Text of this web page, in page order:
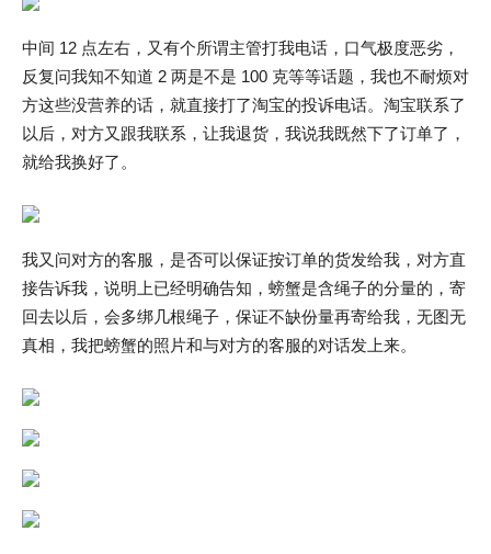
中间 12 点左右，又有个所谓主管打我电话，口气极度恶劣，
反复问我知不知道 2 两是不是 100 克等等话题，我也不耐烦对
方这些没营养的话，就直接打了淘宝的投诉电话。淘宝联系了
以后，对方又跟我联系，让我退货，我说我既然下了订单了，
就给我换好了。
我又问对方的客服，是否可以保证按订单的货发给我，对方直
接告诉我，说明上已经明确告知，螃蟹是含绳子的分量的，寄
回去以后，会多绑几根绳子，保证不缺份量再寄给我，无图无
真相，我把螃蟹的照片和与对方的客服的对话发上来。